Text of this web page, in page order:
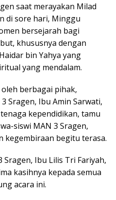
saat merayakan Milad
di sore hari, Minggu
bersejarah bagi
khususnya dengan
bin Yahya yang
yang mendalam.
berbagai pihak,
Sragen, Ibu Amin Sarwati,
kependidikan, tamu
siswi MAN 3 Sragen,
kegembiraan begitu terasa.
Sragen, Ibu Lilis Tri Fariyah,
kasihnya kepada semua
acara ini.